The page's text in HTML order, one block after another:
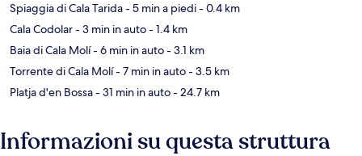
Spiaggia di Cala Tarida- 5 min a piedi- 0.4 km
Cala Codolar- 3 min in auto- 1.4 km
Baia di Cala Molí- 6 min in auto- 3.1 km
Torrente di Cala Molí- 7 min in auto- 3.5 km
Platja d'en Bossa- 31 min in auto- 24.7 km
Informazioni su questa struttura